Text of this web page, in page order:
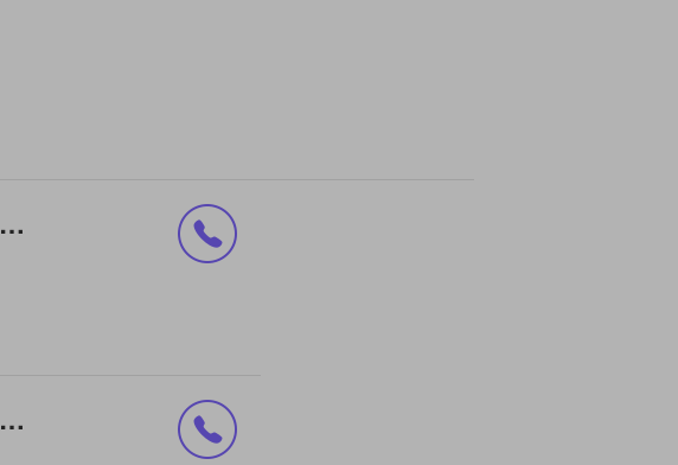
单间(合租) | 朝阳,左家庄街道,三源里小区 | 房东直租，10号线三元桥
整租2居 | 朝阳,奥运村街道,解放军306医院家属院 | 三间房，好用